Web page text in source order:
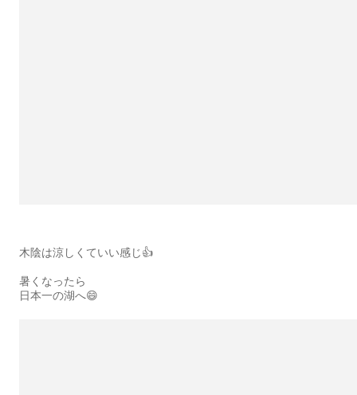
木陰は涼しくていい感じ👍
暑くなったら
日本一の湖へ😄